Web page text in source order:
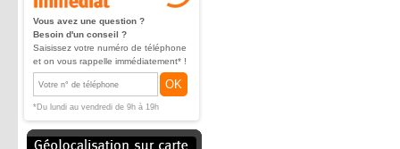
Vous avez une question ?
Besoin d'un conseil ?
Saisissez votre numéro de téléphone
et on vous rappelle immédiatement* !
OK
*Du lundi au vendredi de 9h à 19h